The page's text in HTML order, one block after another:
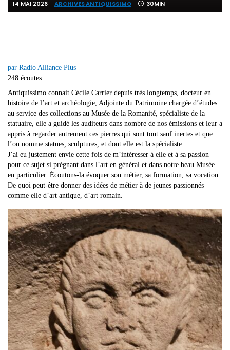
14 MAI 2026 ARCHIVES ANTIQUISSIMO 30MIN
par Radio Alliance Plus
248 écoutes
Antiquissimo connait Cécile Carrier depuis très longtemps, docteur en
histoire de l’art et archéologie, Adjointe du Patrimoine chargée d’études
au service des collections au Musée de la Romanité, spécialiste de la
statuaire, elle a guidé les auditeurs dans nombre de nos émissions et leur a
appris à regarder autrement ces pierres qui sont tout sauf inertes et que
l’on nomme statues, sculptures, et dont elle est la spécialiste.
J’ai eu justement envie cette fois de m’intéresser à elle et à sa passion
pour ce sujet si prégnant dans l’art en général et dans notre beau Musée
en particulier. Écoutons-la évoquer son métier, sa formation, sa vocation.
De quoi peut-être donner des idées de métier à de jeunes passionnés
comme elle d’art antique, d’art romain.